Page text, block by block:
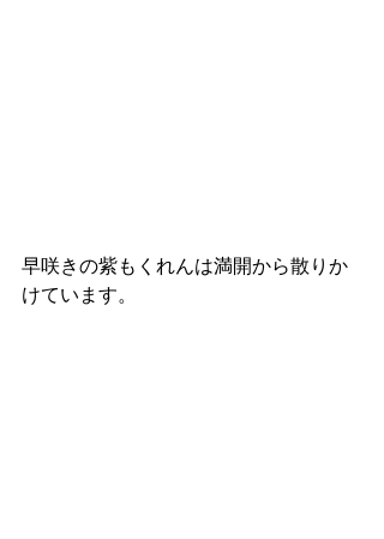
早咲きの紫もくれんは満開から散りか
けています。